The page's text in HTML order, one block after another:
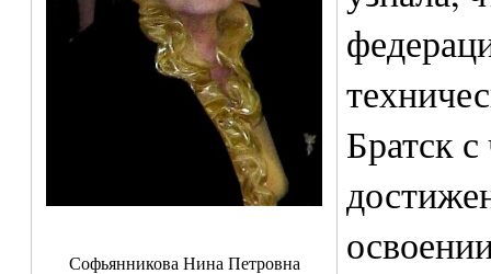
Софьянникова Нина Петровна
Братск